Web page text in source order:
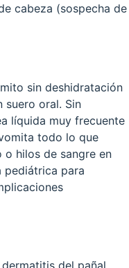
cabeza (sospecha de
sin deshidratación
suero oral. Sin
líquida muy frecuente
todo lo que
o hilos de sangre en
pediátrica para